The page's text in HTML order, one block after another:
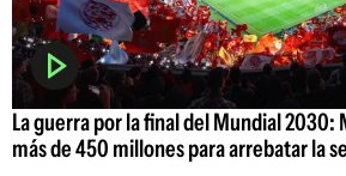
La guerra por la final del Mundial
más de 450 millones para arrebatar la